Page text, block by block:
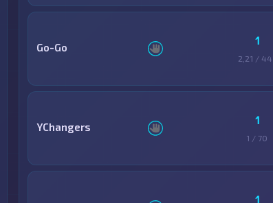
Go-Go 1
2,21 /
YChangers 1
1 / 70
1